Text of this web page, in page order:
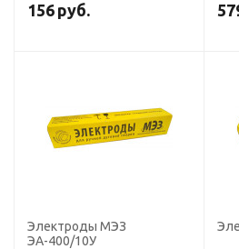
156 руб.
Электроды МЭЗ
ЭА-400/10У